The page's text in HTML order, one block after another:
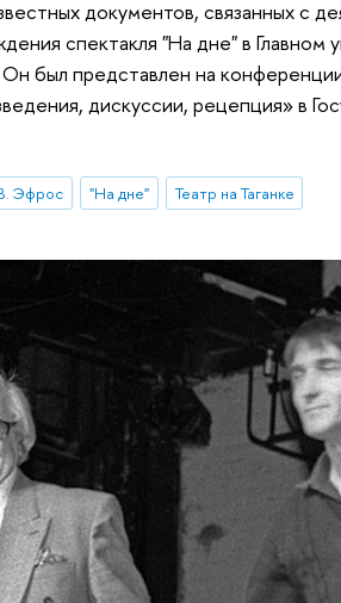
документов, связанных с
спектакля "На дне" в Главном
был представлен на
дискуссии, рецепция» в
Эфрос "На дне" Театр на Таганке